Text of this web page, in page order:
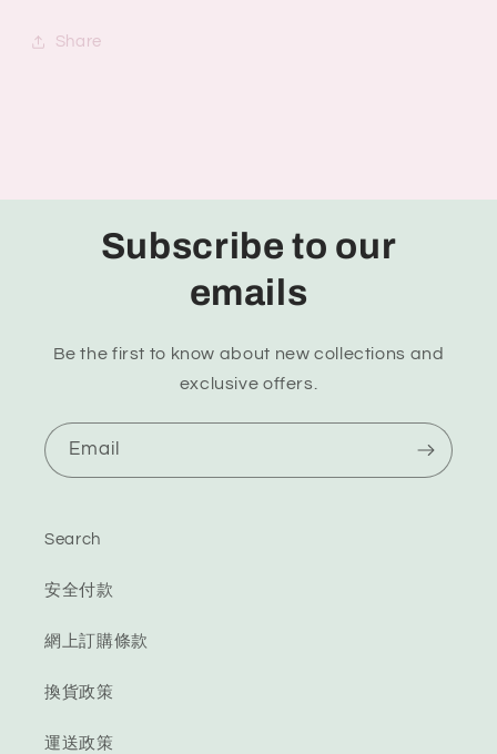
Share
Subscribe to our
emails
Be the first to know about new collections and
exclusive offers.
Email
Search
安全付款
網上訂購條款
換貨政策
運送政策